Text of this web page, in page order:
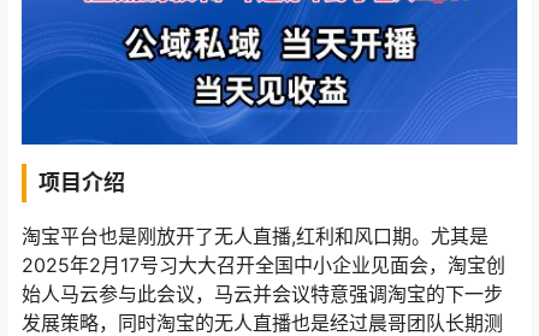
项目介绍
淘宝平台也是刚放开了无人直播,红利和风口期。尤其是
2025年2月17号习大大召开全国中小企业见面会，淘宝创
始人马云参与此会议，马云并会议特意强调淘宝的下一步
发展策略，同时淘宝的无人直播也是经过晨哥团队长期测